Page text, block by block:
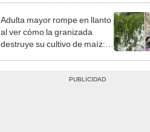
Adulta mayor rompe en llanto
al ver cómo la granizada
destruye su cultivo de maíz: